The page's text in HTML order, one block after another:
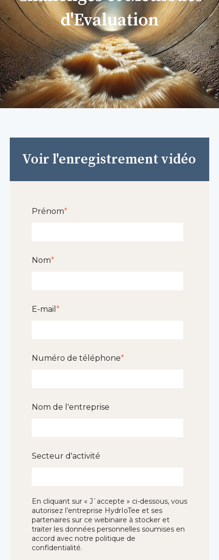
d'Evaluation
Voir l'enregistrement vidéo
Prénom*
Nom*
E-mail *
Numéro de téléphone*
Nom de l'entreprise
Secteur d'activité
En cliquant sur « J`accepte » ci-dessous, vous
autorisez l’entreprise HydrIoTee et ses
partenaires sur ce webinaire à stocker et
traiter les données personnelles soumises en
accord avec notre politique de
confidentialité.